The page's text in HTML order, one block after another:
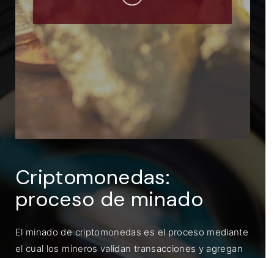
Criptomonedas:
proceso de minado
El minado de criptomonedas es el proceso mediante
el cual los mineros validan transacciones y agregan
Recuérdame